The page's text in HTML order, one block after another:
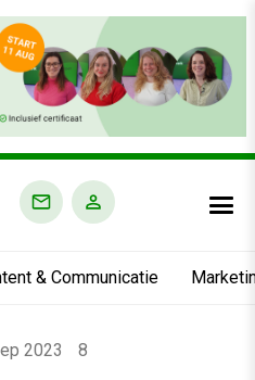
& Communicatie
2023
8